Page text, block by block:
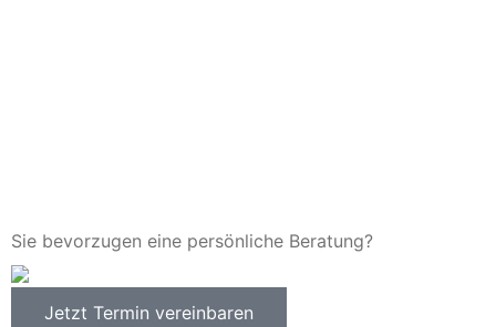
Sie bevorzugen eine persönliche Beratung?
Jetzt Termin vereinbaren